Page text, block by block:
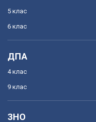
5 клас
6 клас
ДПА
4 клас
9 клас
ЗНО